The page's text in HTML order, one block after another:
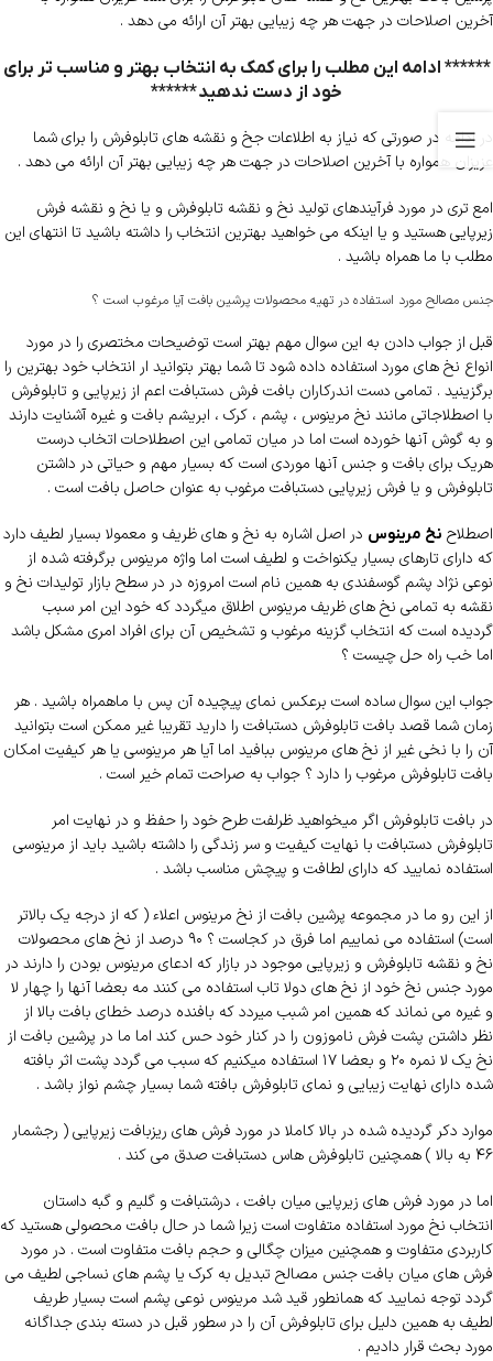
آخرین اصلاحات در جهت هر چه زیبایی بهتر آن ارائه می دهد .
****** ادامه این مطلب را برای کمک به انتخاب بهتر و مناسب تر برای
خود از دست ندهید ******
در ادامه در صورتی که نیاز به اطلاعات جخ و نقشه های تابلوفرش را برای شما
عزیزان همواره با آخرین اصلاحات در جهت هر چه زیبایی بهتر آن ارائه می دهد .
امع تری در مورد فرآیندهای تولید نخ و نقشه تابلوفرش و یا نخ و نقشه فرش
زیرپایی هستید و یا اینکه می خواهید بهترین انتخاب را داشته باشید تا انتهای این
مطلب با ما همراه باشید .
جنس مصالح مورد استفاده در تهیه محصولات پرشین بافت آیا مرغوب است ؟
قبل از جواب دادن به این سوال مهم بهتر است توضیحات مختصری را در مورد
انواع نخ های مورد استفاده داده شود تا شما بهتر بتوانید ار انتخاب خود بهترین را
برگزینید . تمامی دست اندرکاران بافت فرش دستبافت اعم از زیرپایی و تابلوفرش
با اصطلاجاتی مانند نخ مرینوس ، پشم ، کرک ، ابریشم بافت و غیره آشنایت دارند
و به گوش آنها خورده است اما در میان تمامی این اصطلاحات اتخاب درست
هریک برای بافت و جنس آنها موردی است که بسیار مهم و حیاتی در داشتن
تابلوفرش و یا فرش زیرپایی دستبافت مرغوب به عنوان حاصل بافت است .
اصطلاح نخ مرینوس در اصل اشاره به نخ و های ظریف و معمولا بسیار لطیف دارد
که دارای تارهای بسیار یکنواخت و لطیف است اما واژه مرینوس برگرفته شده از
نوعی نژاد پشم گوسفندی به همین نام است امروزه در در سطح بازار تولیدات نخ و
نقشه به تمامی نخ های ظریف مرینوس اطلاق میگردد که خود این امر سبب
گردیده است که انتخاب گزینه مرغوب و تشخیص آن برای افراد امری مشکل باشد
اما خب راه حل چیست ؟
جواب این سوال ساده است برعکس نمای پیچیده آن پس با ماهمراه باشید . هر
زمان شما قصد بافت تابلوفرش دستبافت را دارید تقریبا غیر ممکن است بتوانید
آن را با نخی غیر از نخ های مرینوس ببافید اما آیا هر مرینوسی یا هر کیفیت امکان
بافت تابلوفرش مرغوب را دارد ؟ جواب به صراحت تمام خیر است .
در بافت تابلوفرش اگر میخواهید ظرلفت طرح خود را حفظ و در نهایت امر
تابلوفرش دستبافت با نهایت کیفیت و سر زندگی را داشته باشید باید از مرینوسی
استفاده نمایید که دارای لطافت و پیچش مناسب باشد .
از این رو ما در مجموعه پرشین بافت از نخ مرینوس اعلاء ( که از درجه یک بالاتر
است) استفاده می نماییم اما فرق در کجاست ؟ ۹۰ درصد از نخ های محصولات
نخ و نقشه تابلوفرش و زیرپایی موجود در بازار که ادعای مرینوس بودن را دارند در
مورد جنس نخ خود از نخ های دولا تاب استفاده می کنند مه بعضا آنها را چهار لا
و غیره می نماند که همین امر شبب میردد که بافنده درصد خطای بافت بالا از
نظر داشتن پشت فرش ناموزون را در کنار خود حس کند اما ما در پرشین بافت از
نخ یک لا نمره ۲۰ و بعضا ۱۷ استفاده میکنیم که سبب می گردد پشت اثر بافته
شده دارای نهایت زیبایی و نمای تابلوفرش بافته شما بسیار چشم نواز باشد .
موارد دکر گردیده شده در بالا کاملا در مورد فرش های ریزبافت زیرپایی ( رجشمار
۴۶ به بالا ) همچنین تابلوفرش هاس دستبافت صدق می کند .
اما در مورد فرش های زیرپایی میان بافت ، درشتبافت و گلیم و گبه داستان
انتخاب نخ مورد استفاده متفاوت است زیرا شما در حال بافت محصولی هستید که
کاربردی متفاوت و همچنین میزان چگالی و حجم بافت متفاوت است . در مورد
فرش های میان بافت جنس مصالح تبدیل به کرک یا پشم های نساجی لطیف می
گردد توجه نمایید که همانطور قید شد مرینوس نوعی پشم است بسیار طریف
لطیف به همین دلیل برای تابلوفرش آن را در سطور قبل در دسته بندی جداگانه
مورد بحث قرار دادیم .